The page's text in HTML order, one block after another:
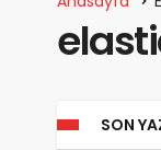
SON